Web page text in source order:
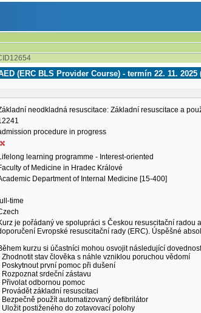
(ERC BLS Provider Course) - termín 22. 11. 2025
neodkladná resuscitace: Základní resuscitace a
procedure in progress
learning programme - Interest-oriented
of Medicine in Hradec Králové
Department of Internal Medicine [15-400]
time
je pořádaný ve spolupráci s Českou resuscitační
Evropské resuscitační rady (ERC). Úspěšné
kurzu si účastníci mohou osvojit následující
Zhodnotit stav člověka s náhle vzniklou poruchou vědomí
Poskytnout první pomoc při dušení
Rozpoznat srdeční zástavu
Přivolat odbornou pomoc
Provádět základní resuscitaci
Bezpečně použít automatizovaný defibrilátor
Uložit postiženého do zotavovací polohy